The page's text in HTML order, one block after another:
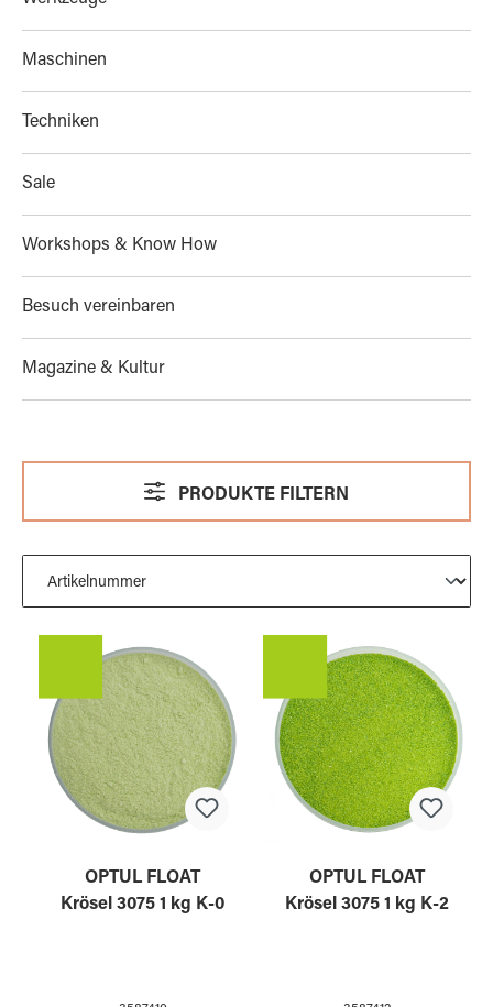
Maschinen
Techniken
Sale
Workshops & Know How
Besuch vereinbaren
Magazine & Kultur
PRODUKTE FILTERN
OPTUL FLOAT
Krösel 3075 1 kg K-0
OPTUL FLOAT
Krösel 3075 1 kg K-2